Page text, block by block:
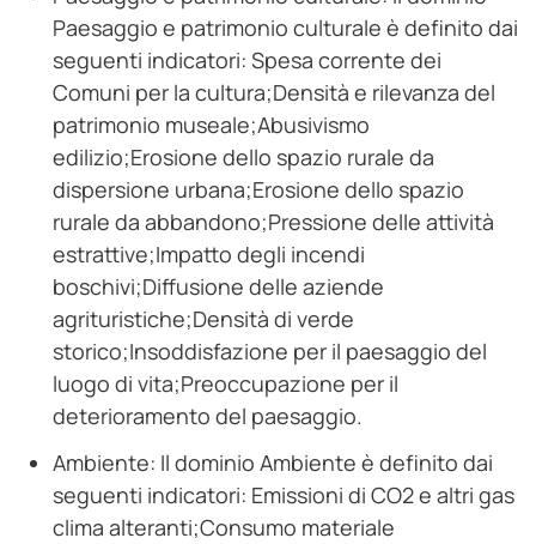
Paesaggio e patrimonio culturale è definito dai
seguenti indicatori: Spesa corrente dei
Comuni per la cultura;Densità e rilevanza del
patrimonio museale;Abusivismo
edilizio;Erosione dello spazio rurale da
dispersione urbana;Erosione dello spazio
rurale da abbandono;Pressione delle attività
estrattive;Impatto degli incendi
boschivi;Diffusione delle aziende
agrituristiche;Densità di verde
storico;Insoddisfazione per il paesaggio del
luogo di vita;Preoccupazione per il
deterioramento del paesaggio.
Ambiente: Il dominio Ambiente è definito dai
seguenti indicatori: Emissioni di CO2 e altri gas
clima alteranti;Consumo materiale